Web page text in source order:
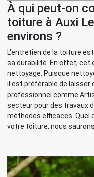
À qui peut-on
toiture à Auxi
environs ?
L'entretien de la toiture
sa durabilité. En effet, cet
nettoyage. Puisque
il est préférable de
professionnel comme
secteur pour des travaux
méthodes efficaces. Quel
votre toiture, nous